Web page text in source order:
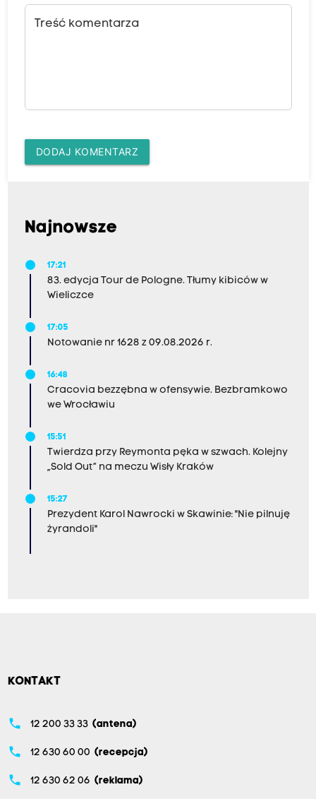
Treść komentarza
DODAJ KOMENTARZ
Najnowsze
17:21
83. edycja Tour de Pologne. Tłumy kibiców w
Wieliczce
17:05
Notowanie nr 1628 z 09.08.2026 r.
16:48
Cracovia bezzębna w ofensywie. Bezbramkowo
we Wrocławiu
15:51
Twierdza przy Reymonta pęka w szwach. Kolejny
„Sold Out” na meczu Wisły Kraków
15:27
Prezydent Karol Nawrocki w Skawinie: "Nie pilnuję
żyrandoli"
KONTAKT
phone 12 200 33 33 (antena)
phone 12 630 60 00 (recepcja)
phone 12 630 62 06 (reklama)